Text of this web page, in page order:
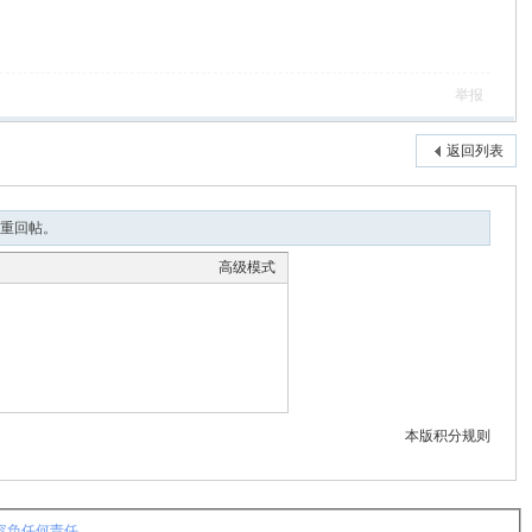
举报
返回列表
回帖。
高级模式
本版积分规则